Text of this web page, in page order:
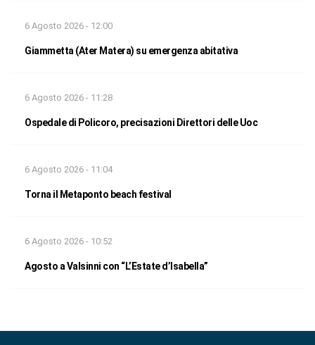
6 Agosto 2026 - 12:00
Giammetta (Ater Matera) su emergenza abitativa
6 Agosto 2026 - 11:28
Ospedale di Policoro, precisazioni Direttori delle Uoc
6 Agosto 2026 - 11:04
Torna il Metaponto beach festival
6 Agosto 2026 - 10:52
Agosto a Valsinni con “L’Estate d’Isabella”